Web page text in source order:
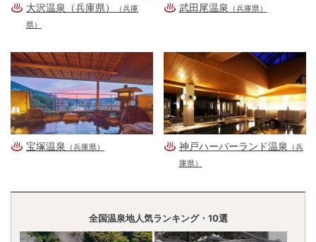
大沢温泉（兵庫県）
（兵庫
県）
武田尾温泉 （兵庫県）
宝塚温泉 （兵庫県） 神戸ハーバーランド温泉
（兵
庫県）
全国温泉地人気ランキング・10選